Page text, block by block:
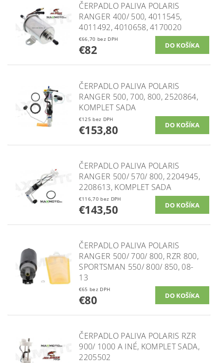
ČERPADLO PALIVA POLARIS
RANGER 400/ 500, 4011545,
4011492, 4010658, 4170020
€66,70 bez DPH
€82
ČERPADLO PALIVA POLARIS
RANGER 500, 700, 800, 2520864,
KOMPLET SADA
€125 bez DPH
€153,80
ČERPADLO PALIVA POLARIS
RANGER 500/ 570/ 800, 2204945,
2208613, KOMPLET SADA
€116,70 bez DPH
€143,50
ČERPADLO PALIVA POLARIS
RANGER 500/ 700/ 800, RZR 800,
SPORTSMAN 550/ 800/ 850, 08-
13
€65 bez DPH
€80
ČERPADLO PALIVA POLARIS RZR
900/ 1000 A INÉ, KOMPLET SADA,
2205502